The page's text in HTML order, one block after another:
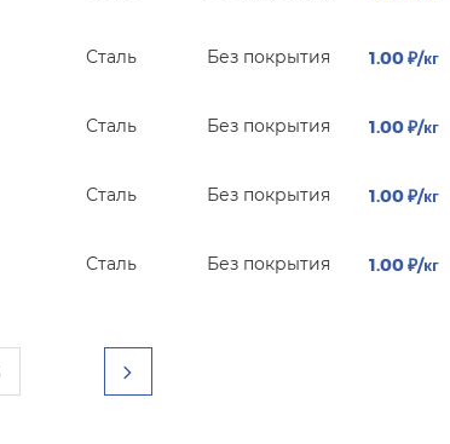
Сталь Без покрытия 1.00 ₽/кг
Сталь Без покрытия 1.00 ₽/кг
Сталь Без покрытия 1.00 ₽/кг
Сталь Без покрытия 1.00 ₽/кг